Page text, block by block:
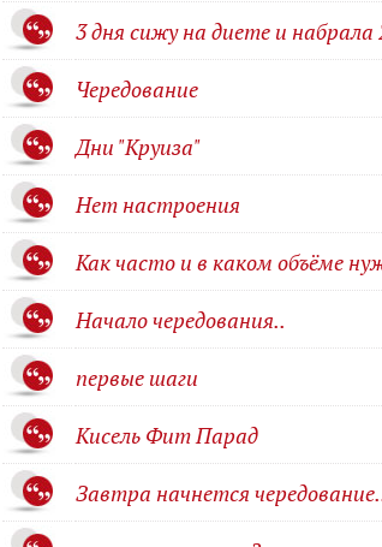
3 дня сижу на диете и набрала
Чередование
Дни "Круиза"
Нет настроения
Как часто и в каком объёме
Начало чередования..
первые шаги
Кисель Фит Парад
Завтра начнется